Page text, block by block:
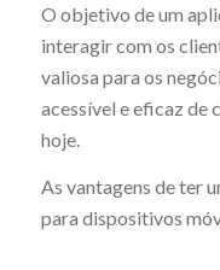
O objetivo de um
interagir com os
valiosa para os
acessível e eficaz de
hoje.
As vantagens de ter
para dispositivos